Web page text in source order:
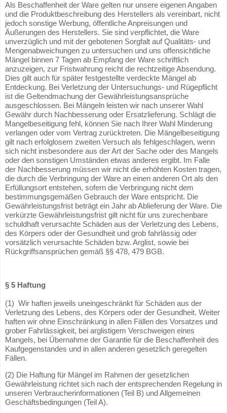
Als Beschaffenheit der Ware gelten nur unsere eigenen Angaben
und die Produktbeschreibung des Herstellers als vereinbart, nicht
jedoch sonstige Werbung, öffentliche Anpreisungen und
Äußerungen des Herstellers. Sie sind verpflichtet, die Ware
unverzüglich und mit der gebotenen Sorgfalt auf Qualitäts- und
Mengenabweichungen zu untersuchen und uns offensichtliche
Mängel binnen 7 Tagen ab Empfang der Ware schriftlich
anzuzeigen, zur Fristwahrung reicht die rechtzeitige Absendung.
Dies gilt auch für später festgestellte verdeckte Mängel ab
Entdeckung. Bei Verletzung der Untersuchungs- und Rügepflicht
ist die Geltendmachung der Gewährleistungsansprüche
ausgeschlossen. Bei Mängeln leisten wir nach unserer Wahl
Gewähr durch Nachbesserung oder Ersatzlieferung. Schlägt die
Mangelbeseitigung fehl, können Sie nach Ihrer Wahl Minderung
verlangen oder vom Vertrag zurücktreten. Die Mängelbeseitigung
gilt nach erfolglosem zweiten Versuch als fehlgeschlagen, wenn
sich nicht insbesondere aus der Art der Sache oder des Mangels
oder den sonstigen Umständen etwas anderes ergibt. Im Falle
der Nachbesserung müssen wir nicht die erhöhten Kosten tragen,
die durch die Verbringung der Ware an einen anderen Ort als den
Erfüllungsort entstehen, sofern die Verbringung nicht dem
bestimmungsgemäßen Gebrauch der Ware entspricht. Die
Gewährleistungsfrist beträgt ein Jahr ab Ablieferung der Ware. Die
verkürzte Gewährleistungsfrist gilt nicht für uns zurechenbare
schuldhaft verursachte Schäden aus der Verletzung des Lebens,
des Körpers oder der Gesundheit und grob fahrlässig oder
vorsätzlich verursachte Schäden bzw. Arglist, sowie bei
Rückgriffsansprüchen gemäß §§ 478, 479 BGB.
§ 5 Haftung
(1) Wir haften jeweils uneingeschränkt für Schäden aus der
Verletzung des Lebens, des Körpers oder der Gesundheit. Weiter
haften wir ohne Einschränkung in allen Fällen des Vorsatzes und
grober Fahrlässigkeit, bei arglistigem Verschweigen eines
Mangels, bei Übernahme der Garantie für die Beschaffenheit des
Kaufgegenstandes und in allen anderen gesetzlich geregelten
Fällen.
(2) Die Haftung für Mängel im Rahmen der gesetzlichen
Gewährleistung richtet sich nach der entsprechenden Regelung in
unseren Verbraucherinformationen (Teil B) und Allgemeinen
Geschäftsbedingungen (Teil A).